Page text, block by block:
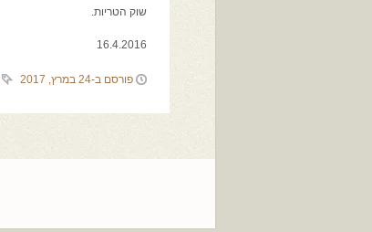
שוק הטריות.
16.4.2016
פורסם ב-24 במרץ, 2017